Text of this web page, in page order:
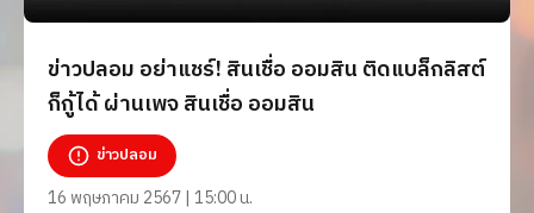
ข่าวปลอม อย่าแชร์! สินเชื่อ ออมสิน ติดแบล็กลิสต์
ก็กู้ได้ ผ่านเพจ สินเชื่อ ออมสิน
ข่าวปลอม
16 พฤษภาคม 2567 | 15:00 น.